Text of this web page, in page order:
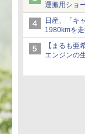
運搬用ショ
日産、「キ
1980kmを
【まるも亜
エンジンの